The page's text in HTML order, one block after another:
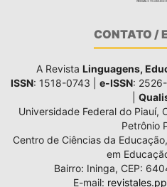
CONTATO /
A Revista Linguagens,
ISSN: 1518-0743 | e-ISSN:
Universidade Federal do Piauí,
Petrônio
Centro de Ciências da
em
Bairro: Ininga, CEP:
E-mail: